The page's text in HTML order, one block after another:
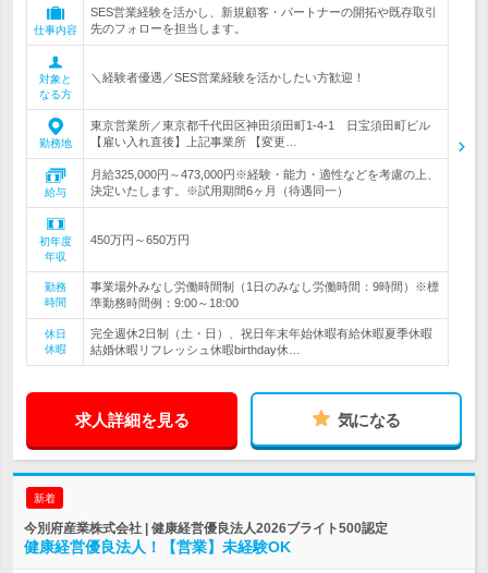
仕事内容
SES営業経験を活かし、新規顧客・パートナーの開拓や既存取引
先のフォローを担当します。
対象と
なる方
＼経験者優遇／SES営業経験を活かしたい方歓迎！
勤務地
東京営業所／東京都千代田区神田須田町1-4-1 日宝須田町ビル
【雇い入れ直後】上記事業所 【変更…
給与
月給325,000円～473,000円※経験・能力・適性などを考慮の上、
決定いたします。※試用期間6ヶ月（待遇同一）
初年度
年収
450万円～650万円
勤務
時間
事業場外みなし労働時間制（1日のみなし労働時間：9時間）※標
準勤務時間例：9:00～18:00
休日
休暇
完全週休2日制（土・日）、祝日年末年始休暇有給休暇夏季休暇
結婚休暇リフレッシュ休暇birthday休…
求人詳細を見る 気になる
新着
今別府産業株式会社 | 健康経営優良法人2026ブライト500認定
健康経営優良法人！【営業】未経験OK